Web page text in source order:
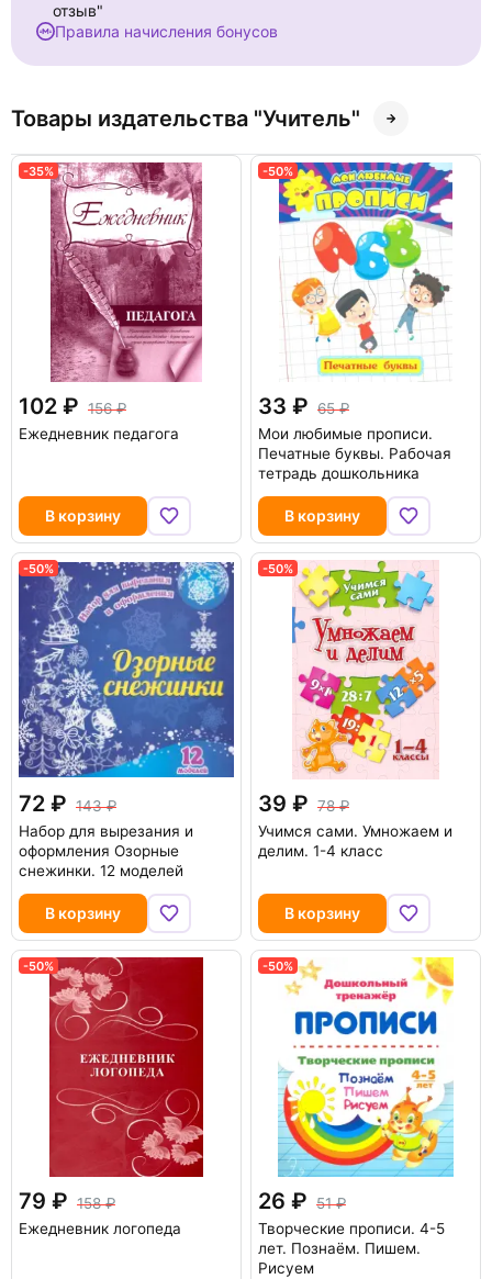
отзыв"
Правила начисления бонусов
Товары издательства "Учитель"
-35%
102
156
Ежедневник педагога
В корзину
-50%
33
65
Мои любимые прописи.
Печатные буквы. Рабочая
тетрадь дошкольника
В корзину
-50%
72
143
Набор для вырезания и
оформления Озорные
снежинки. 12 моделей
В корзину
-50%
39
78
Учимся сами. Умножаем и
делим. 1-4 класс
В корзину
-50%
79
158
Ежедневник логопеда
-50%
26
51
Творческие прописи. 4-5
лет. Познаём. Пишем.
Рисуем